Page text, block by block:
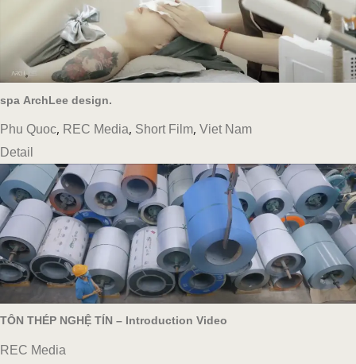
spa ArchLee design.
Phu Quoc, REC Media, Short Film, Viet Nam
Detail
TÔN THÉP NGHỆ TÍN – Introduction Video
REC Media